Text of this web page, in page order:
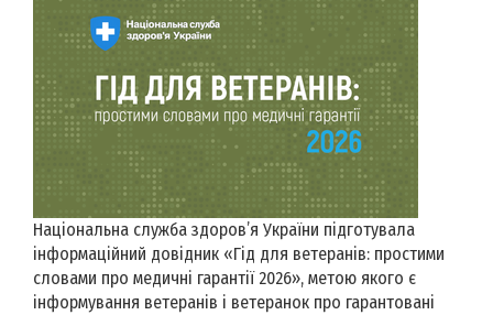
Національна служба здоров’я України підготувала
інформаційний довідник «Гід для ветеранів: простими
словами про медичні гарантії 2026», метою якого є
інформування ветеранів і ветеранок про гарантовані